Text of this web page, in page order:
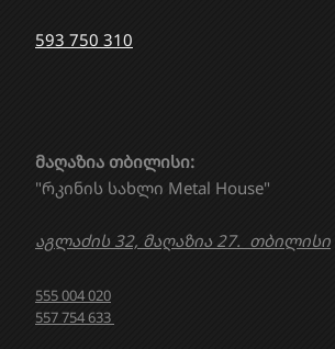
მაღაზია თბილისი:
"რკინის სახლი Metal House"
აგლაძის 32, მაღაზია 27. თბილისი
555 004 020
557 754 633
593 750 310